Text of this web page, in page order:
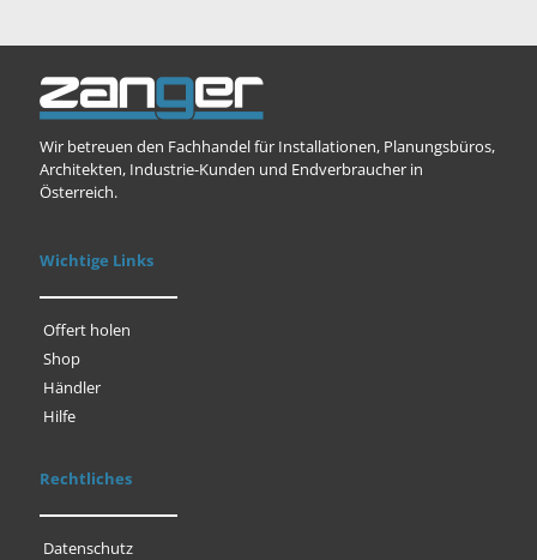
Wir betreuen den Fachhandel für Installationen, Planungsbüros,
Architekten, Industrie-Kunden und Endverbraucher in
Österreich.
Wichtige Links
Offert holen
Shop
Händler
Hilfe
Rechtliches
Datenschutz